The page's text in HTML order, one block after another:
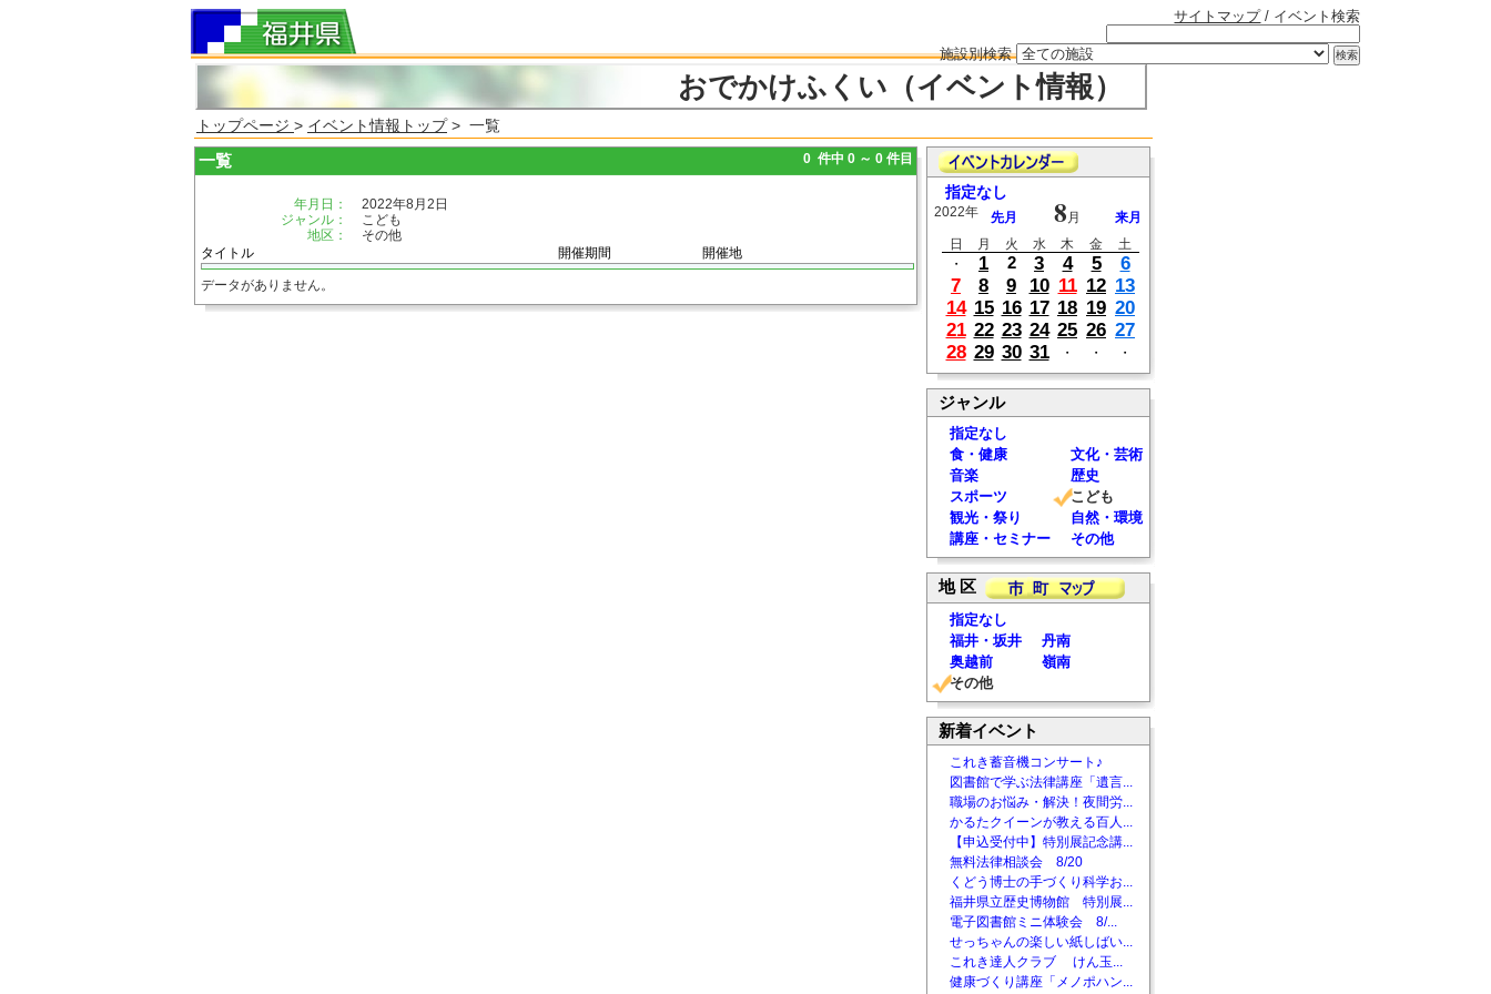
サイトマップ/ イベント検索
施設別検索
おでかけふくい（イベント情報）
トップページ > イベント情報トップ> 一覧
一覧 0 件中 0 ～ 0 件目
年月日：
2022年8月2日
ジャンル：
こども
地区：
その他
タイトル
開催期間 開催地
データがありません。
指定なし
2022年 先月 8 月
来月
日
月 火 水 木 金
土
・
1 2 3 4 5
6
7
8 9 10 11 12 13
14 15 16 17 18 19 20
21 22 23 24 25 26 27
28 29 30 31 ・ ・ ・
ジャンル
指定なし
食・健康
文化・芸術
音楽
歴史
スポーツ
こども
観光・祭り
自然・環境
講座・セミナー
その他
地 区
指定なし
福井・坂井
丹南
奥越前
嶺南
その他
新着イベント
これき蓄音機コンサート♪
図書館で学ぶ法律講座「遺言...
職場のお悩み・解決！夜間労...
かるたクイーンが教える百人...
【申込受付中】特別展記念講...
無料法律相談会 8/20
くどう博士の手づくり科学お...
福井県立歴史博物館 特別展...
電子図書館ミニ体験会 8/...
せっちゃんの楽しい紙しばい...
これき達人クラブ けん玉...
健康づくり講座「メノポハン...